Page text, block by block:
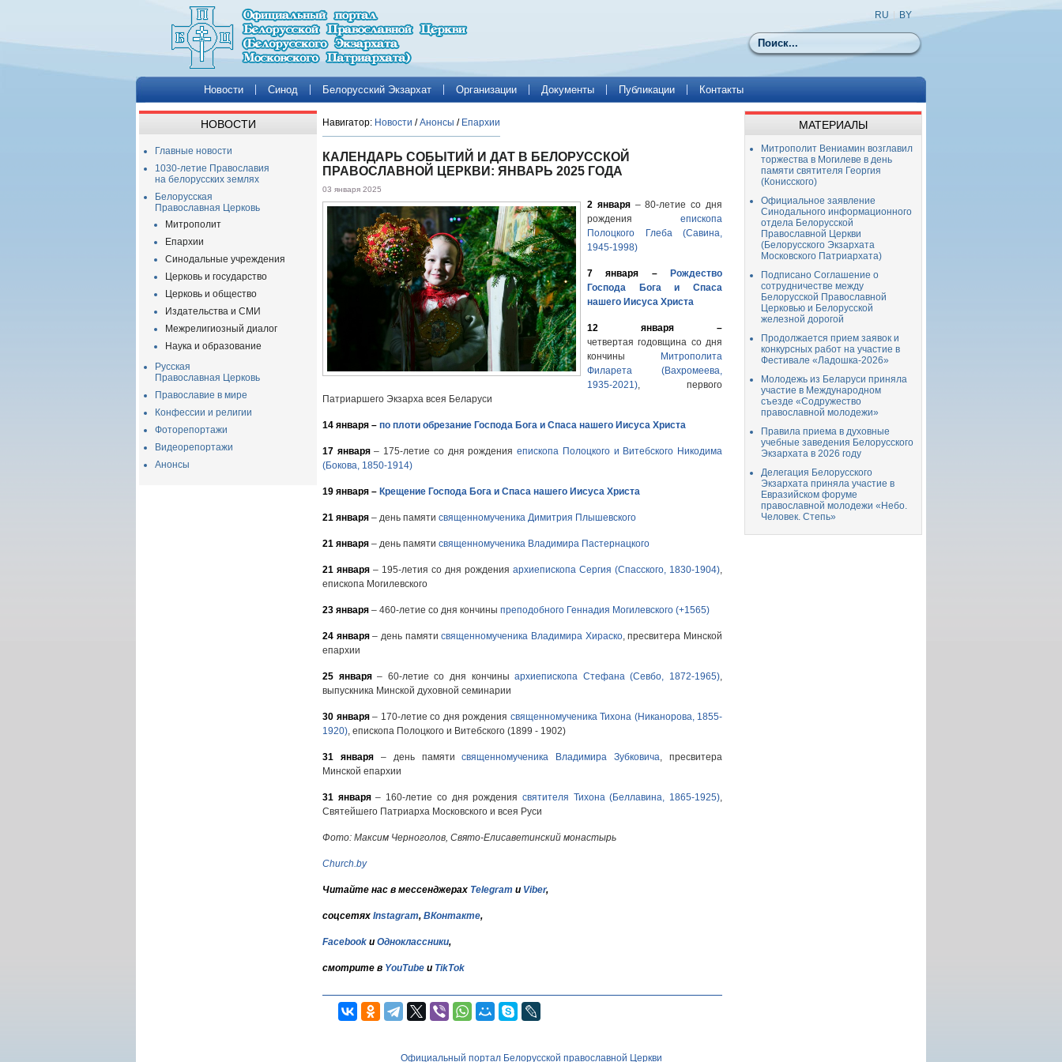
Поиск
RU BY
Новости Синод Белорусский Экзархат Организации Документы Публикации Контакты
НОВОСТИ
Главные новости
1030-летие Православия
на белорусских землях
Белорусская
Православная Церковь
Митрополит
Епархии
Синодальные учреждения
Церковь и государство
Церковь и общество
Издательства и СМИ
Межрелигиозный диалог
Наука и образование
Русская
Православная Церковь
Православие в мире
Конфессии и религии
Фоторепортажи
Видеорепортажи
Анонсы
Навигатор: Новости /Анонсы / Епархии
КАЛЕНДАРЬ СОБЫТИЙ И ДАТ В БЕЛОРУССКОЙ
ПРАВОСЛАВНОЙ ЦЕРКВИ: ЯНВАРЬ 2025 ГОДА
03 января 2025
2 января – 80-летие со дня
рождения епископа
Полоцкого Глеба (Савина,
1945-1998)
7 января –
Рождество
Господа Бога и Спаса
нашего Иисуса Христа
12 января –
четвертая годовщина со дня
кончины
Митрополита
Филарета (Вахромеева,
1935-2021), первого
Патриаршего Экзарха всея Беларуси
14 января – по плоти обрезание Господа Бога и Спаса нашего Иисуса Христа
17 января– 175-летие со дня рожденияепископа Полоцкого и Витебского Никодима
(Бокова, 1850-1914)
19 января – Крещение Господа Бога и Спаса нашего Иисуса Христа
21 января – день памяти священномученика Димитрия Плышевского
21 января – день памяти священномученика Владимира Пастернацкого
21 января – 195-летия со дня рождения архиепископа Сергия (Спасского, 1830-1904),
епископа Могилевского
23 января – 460-летие со дня кончины преподобного Геннадия Могилевского (+1565)
24 января– день памятисвященномученика Владимира Хираско, пресвитера Минской
епархии
25 января– 60-летие со дня кончиныархиепископа Стефана (Севбо, 1872-1965),
выпускника Минской духовной семинарии
30 января– 170-летие со дня рождения священномученика Тихона (Никанорова, 1855-
1920), епископа Полоцкого и Витебского (1899 - 1902)
31 января– день памятисвященномученика Владимира Зубковича, пресвитера
Минской епархии
31 января– 160-летие со дня рождения святителя Тихона (Беллавина, 1865-1925),
Святейшего Патриарха Московского и всея Руси
Фото: Максим Черноголов, Свято-Елисаветинский монастырь
Church.by
Читайте нас в мессенджерах Telegram и Viber,
соцсетях Instagram, ВКонтакте,
Facebook и Одноклассники,
смотрите в YouTube и TikTok
МАТЕРИАЛЫ
Митрополит Вениамин возглавил
торжества в Могилеве в день
памяти святителя Георгия
(Конисского)
Официальное заявление
Синодального информационного
отдела Белорусской
Православной Церкви
(Белорусского Экзархата
Московского Патриархата)
Подписано Соглашение о
сотрудничестве между
Белорусской Православной
Церковью и Белорусской
железной дорогой
Продолжается прием заявок и
конкурсных работ на участие в
Фестивале «Ладошка-2026»
Молодежь из Беларуси приняла
участие в Международном
съезде «Содружество
православной молодежи»
Правила приема в духовные
учебные заведения Белорусского
Экзархата в 2026 году
Делегация Белорусского
Экзархата приняла участие в
Евразийском форуме
православной молодежи «Небо.
Человек. Степь»
Официальный портал Белорусской православной Церкви